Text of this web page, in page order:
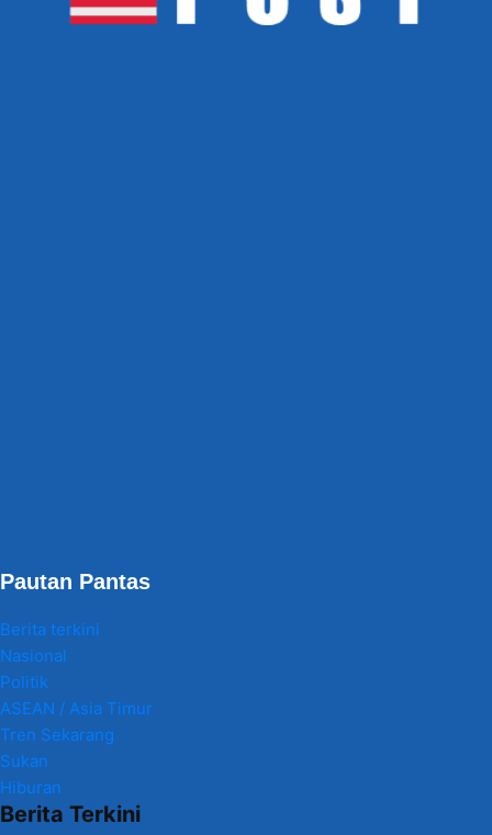
Pautan Pantas
Berita terkini
Nasional
Politik
ASEAN / Asia Timur
Tren Sekarang
Sukan
Hiburan
Berita Terkini